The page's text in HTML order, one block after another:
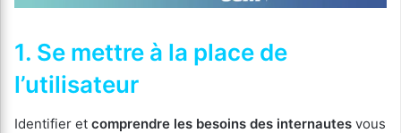
1. Se mettre à la place de
l’utilisateur
Identifier et comprendre les besoins des internautes vous